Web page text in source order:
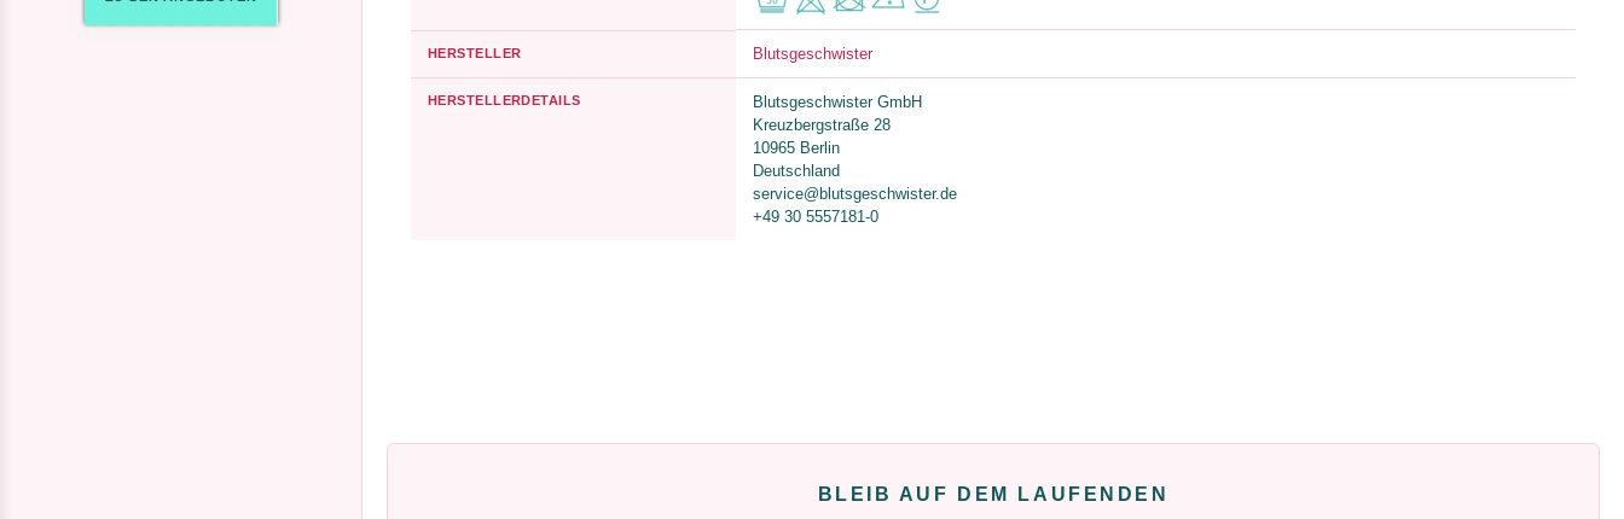
HERSTELLER Blutsgeschwister
HERSTELLERDETAILS
Blutsgeschwister GmbH
Kreuzbergstraße 28
10965 Berlin
Deutschland
service@blutsgeschwister.de
+49 30 5557181-0
BLEIB AUF DEM LAUFENDEN